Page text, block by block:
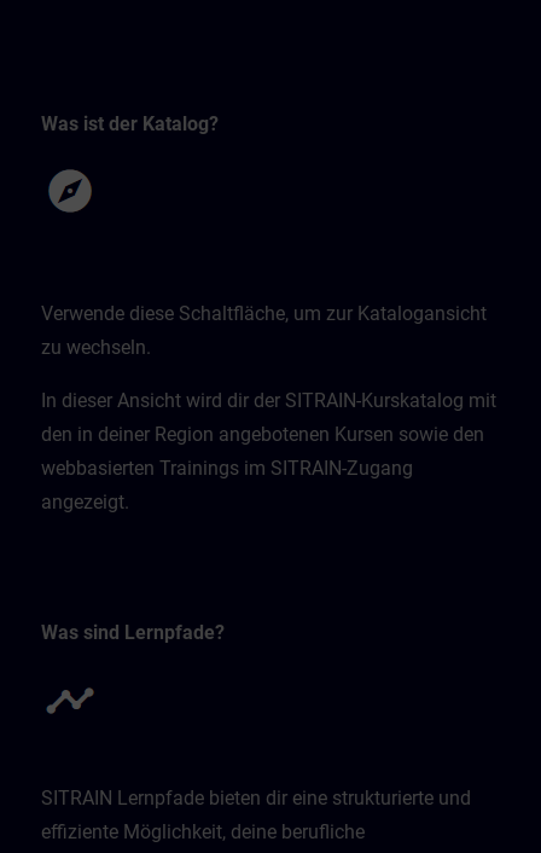
Was ist der Katalog?
Verwende diese Schaltfläche, um zur Katalogansicht
zu wechseln.
In dieser Ansicht wird dir der SITRAIN-Kurskatalog mit
den in deiner Region angebotenen Kursen sowie den
webbasierten Trainings im SITRAIN-Zugang
angezeigt.
Was sind Lernpfade?
SITRAIN Lernpfade bieten dir eine strukturierte und
effiziente Möglichkeit, deine berufliche